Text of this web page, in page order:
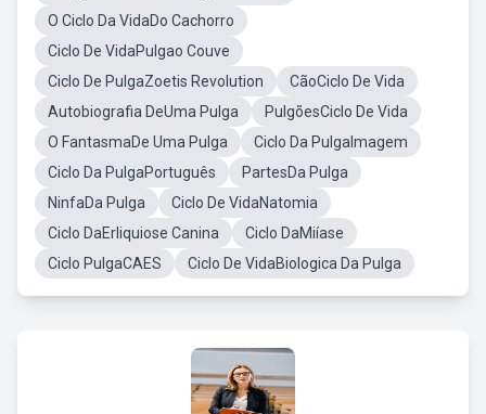
O Ciclo Da VidaDo Cachorro
Ciclo De VidaPulgao Couve
Ciclo De PulgaZoetis Revolution
CãoCiclo De Vida
Autobiografia DeUma Pulga
PulgõesCiclo De Vida
O FantasmaDe Uma Pulga
Ciclo Da PulgaImagem
Ciclo Da PulgaPortuguês
PartesDa Pulga
NinfaDa Pulga
Ciclo De VidaNatomia
Ciclo DaErliquiose Canina
Ciclo DaMiíase
Ciclo PulgaCAES
Ciclo De VidaBiologica Da Pulga